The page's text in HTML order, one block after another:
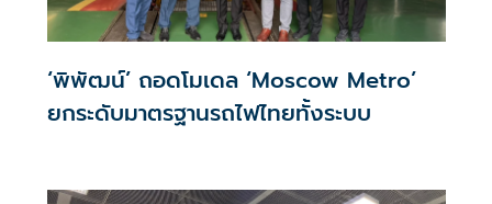
‘พิพัฒน์’ ถอดโมเดล ‘Moscow Metro’
ยกระดับมาตรฐานรถไฟไทยทั้งระบบ